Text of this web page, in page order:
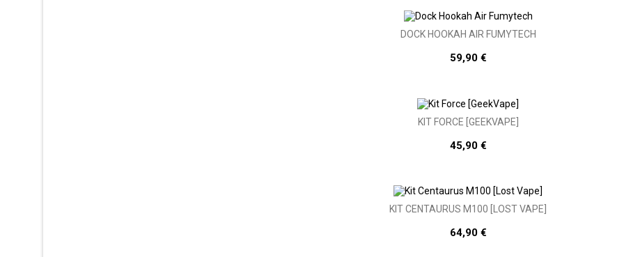
DOCK HOOKAH AIR FUMYTECH
59,90 €
KIT FORCE [GEEKVAPE]
45,90 €
KIT CENTAURUS M100 [LOST VAPE]
64,90 €